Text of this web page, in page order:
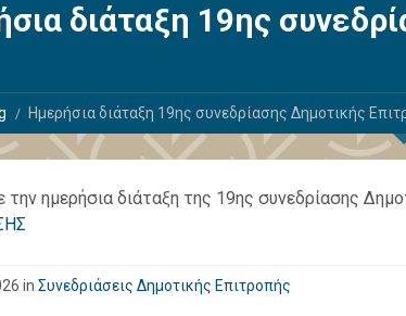
διάταξη 19ης
Ημερήσια διάταξη 19ης συνεδρίασης Δημοτικής
την ημερήσια διάταξη της 19ης συνεδρίασης
in Συνεδριάσεις Δημοτικής Επιτροπής